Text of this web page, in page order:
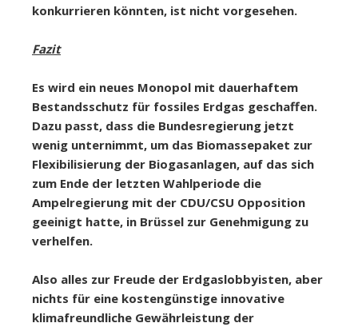
konkurrieren könnten, ist nicht vorgesehen.
Fazit
Es wird ein neues Monopol mit dauerhaftem
Bestandsschutz für fossiles Erdgas geschaffen.
Dazu passt, dass die Bundesregierung jetzt
wenig unternimmt, um das Biomassepaket zur
Flexibilisierung der Biogasanlagen, auf das sich
zum Ende der letzten Wahlperiode die
Ampelregierung mit der CDU/CSU Opposition
geeinigt hatte, in Brüssel zur Genehmigung zu
verhelfen.
Also alles zur Freude der Erdgaslobbyisten, aber
nichts für eine kostengünstige innovative
klimafreundliche Gewährleistung der